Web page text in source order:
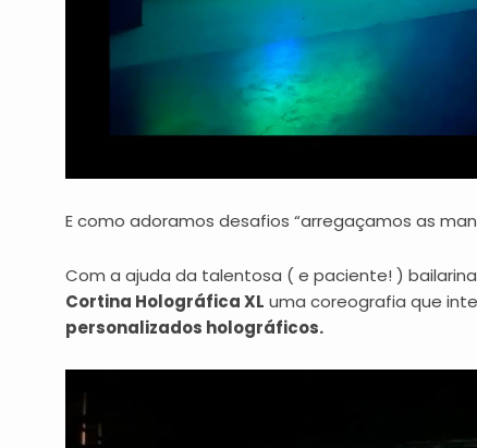
E como adoramos desafios “arregaçamos as
Com a ajuda da talentosa ( e paciente! )
Cortina Holográfica XL uma coreografia que
personalizados holográficos.